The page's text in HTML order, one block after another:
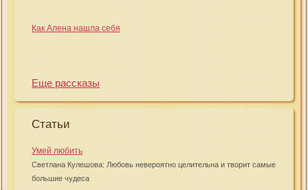
Как Алена нашла себя
Еще рассказы
Статьи
Умей любить
Светлана Кулешова: Любовь невероятно целительна и творит самые
большие чудеса